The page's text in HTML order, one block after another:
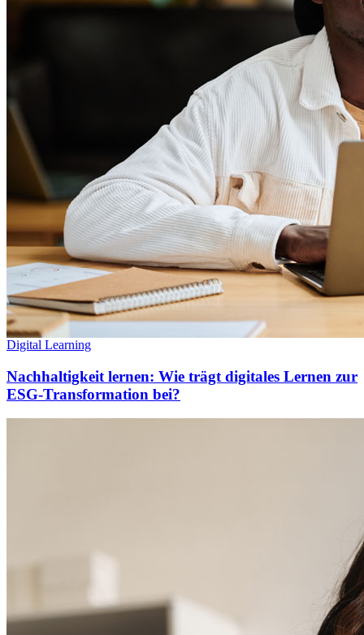
Digital Learning
Nachhaltigkeit lernen: Wie trägt digitales Lernen zur
ESG-Transformation bei?